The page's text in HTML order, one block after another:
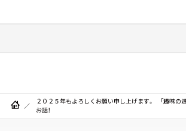
２０２５年もよろしくお願い申し上げます。 「趣味の
お話！